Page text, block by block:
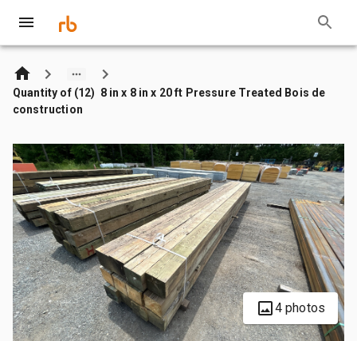
Quantity of (12) 8 in x 8 in x 20 ft Pressure Treated Bois de
construction
4 photos